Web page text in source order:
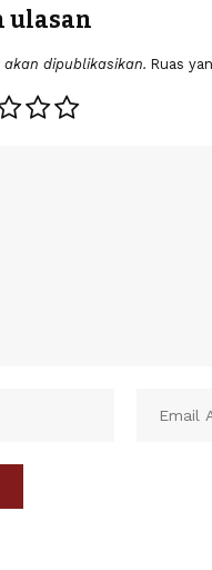
ulasan
dipublikasikan. Ruas